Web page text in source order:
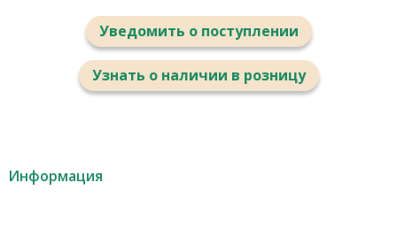
Уведомить о поступлении
Узнать о наличии в розницу
Информация